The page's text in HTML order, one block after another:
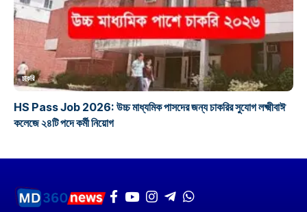
চাকরি
HS Pass Job 2026: উচ্চ মাধ্যমিক পাসদের জন্য চাকরির সুযোগ লক্ষ্মীবাঈ
কলেজে ২৪টি পদে কর্মী নিয়োগ